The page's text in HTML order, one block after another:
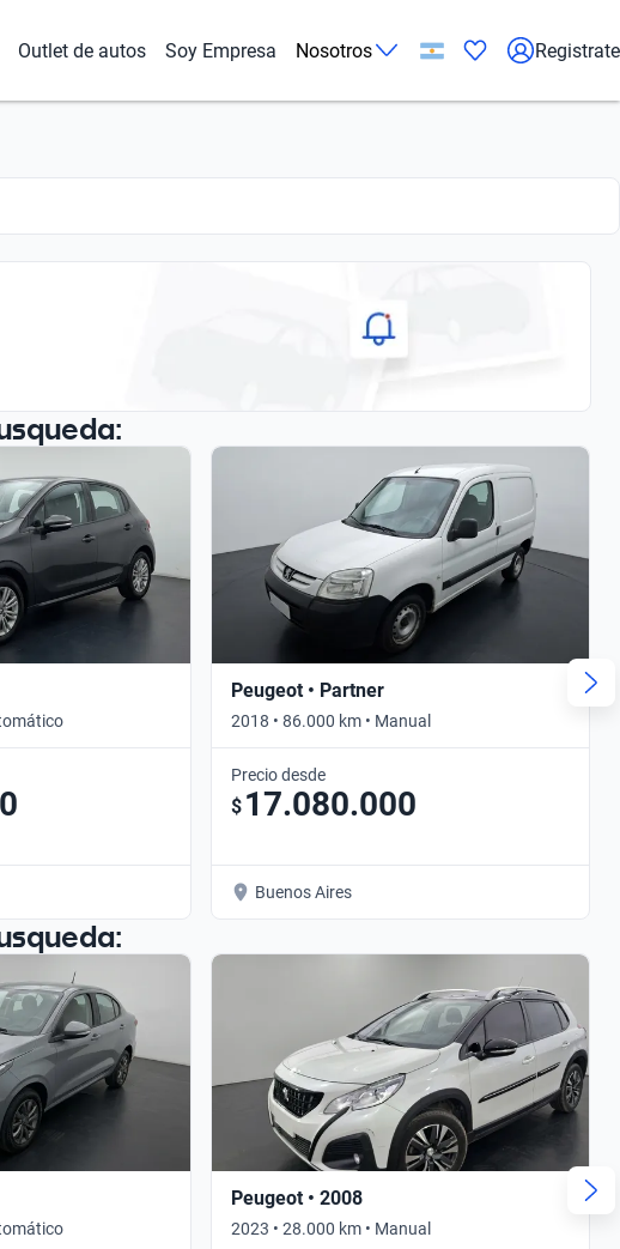
Outlet de autos Soy Empresa Nosotros Registrate
Peugeot • Partner
2018 • 86.000 km • Manual
Precio desde
$ 17.080.000
Buenos Aires
Peugeot • 2008
2023 • 28.000 km • Manual